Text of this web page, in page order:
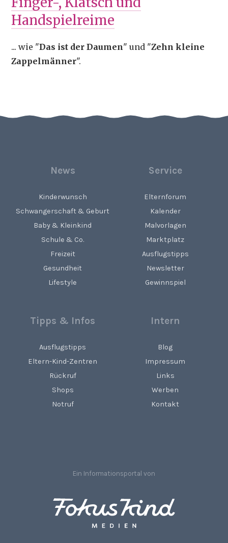
Handspielreime
... wie "Das ist der Daumen" und "Zehn kleine
Zappelmänner".
News
Kinderwunsch
Schwangerschaft & Geburt
Baby & Kleinkind
Schule & Co.
Freizeit
Gesundheit
Lifestyle
Service
Elternforum
Kalender
Malvorlagen
Marktplatz
Ausflugstipps
Newsletter
Gewinnspiel
Tipps & Infos
Ausflugstipps
Eltern-Kind-Zentren
Rückruf
Shops
Notruf
Intern
Blog
Impressum
Links
Werben
Kontakt
Ein Informationsportal von